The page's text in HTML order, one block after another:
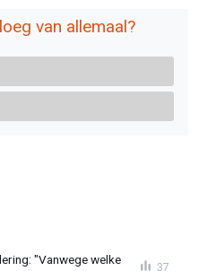
van allemaal?
"Vanwege welke
37